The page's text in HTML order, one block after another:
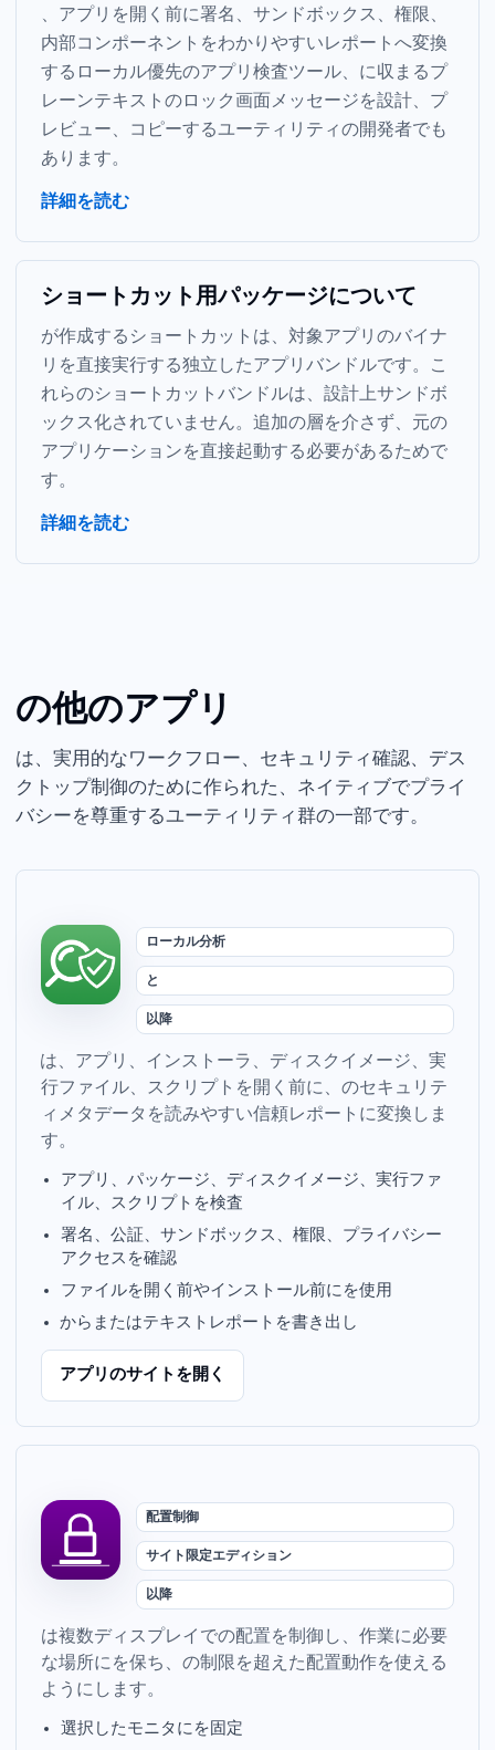
、アプリを開く前に署名、サンドボックス、権限、
内部コンポーネントをわかりやすいレポートへ変換
するローカル優先の Mac アプリ検査ツール、macOS に収まるプ
レーンテキストのロック画面メッセージを設計、プ
レビュー、コピーする Mac ユーティリティの開発者でも
あります。
詳細を読む
ショートカット用パッケージについて
Parall が作成するショートカットは、対象アプリのバイナ
リを直接実行する独立した macOS アプリバンドルです。こ
れらのショートカットバンドルは、設計上サンドボ
ックス化されていません。追加の層を介さず、元の
アプリケーションを直接起動する必要があるためで
す。
詳細を読む
Ihor July の他の Mac アプリ
Parall は、実用的なワークフロー、セキュリティ確認、デス
クトップ制御のために作られた、ネイティブでプライ
バシーを尊重する Mac ユーティリティ群の一部です。
ローカル分析
Quick Look と CLI
macOS 10.13 以降
App Trust Preview は、アプリ、インストーラ、ディスクイメージ、実
行ファイル、スクリプトを開く前に、macOS のセキュリテ
ィメタデータを読みやすい信頼レポートに変換しま
す。
アプリ、パッケージ、ディスクイメージ、実行ファ
イル、スクリプトを検査
署名、公証、サンドボックス、権限、プライバシー
アクセスを確認
ファイルを開く前やインストール前に Finder Quick Look を使用
Terminal から JSON またはテキストレポートを書き出し
アプリの Web サイトを開く
Dock 配置制御
Web サイト限定 Pro エディション
macOS 10.9 以降
DockLock Pro は複数ディスプレイで Dock の配置を制御し、作業に必要
な場所に Dock を保ち、App Store の制限を超えた配置動作を使える
ようにします。
選択したモニタに Dock を固定